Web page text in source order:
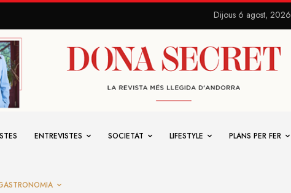
Dijous 6 agost, 2026
ENTREVISTES SOCIETAT LIFESTYLE PLANS PER FER